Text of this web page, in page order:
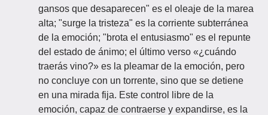
gansos que desaparecen" es el oleaje de la marea
alta; "surge la tristeza" es la corriente subterránea
de la emoción; "brota el entusiasmo" es el repunte
del estado de ánimo; el último verso «¿cuándo
traerás vino?» es la pleamar de la emoción, pero
no concluye con un torrente, sino que se detiene
en una mirada fija. Este control libre de la
emoción, capaz de contraerse y expandirse, es la